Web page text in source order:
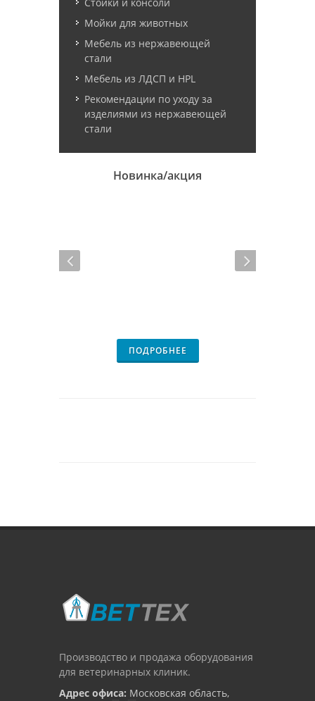
Мойки для животных
Мебель из нержавеющей
стали
Мебель из ЛДСП и HPL
Рекомендации по уходу за
изделиями из нержавеющей
стали
Новинка/акция
ПОДРОБНЕЕ
Производство и продажа оборудования
для ветеринарных клиник.
Адрес офиса: Московская область,